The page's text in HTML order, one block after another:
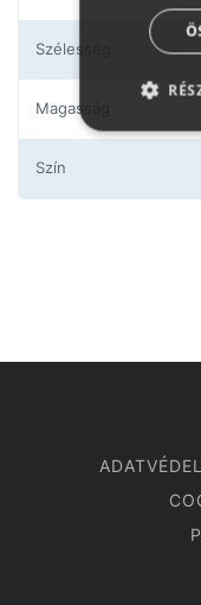
Szélesség
Magasság
Szín